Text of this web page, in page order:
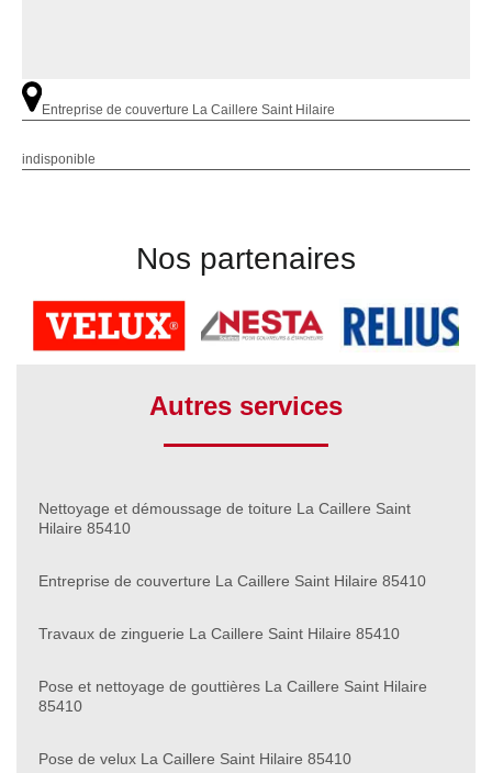
Entreprise de couverture La Caillere Saint Hilaire
indisponible
Nos partenaires
Autres services
Nettoyage et démoussage de toiture La Caillere Saint
Hilaire 85410
Entreprise de couverture La Caillere Saint Hilaire 85410
Travaux de zinguerie La Caillere Saint Hilaire 85410
Pose et nettoyage de gouttières La Caillere Saint Hilaire
85410
Pose de velux La Caillere Saint Hilaire 85410